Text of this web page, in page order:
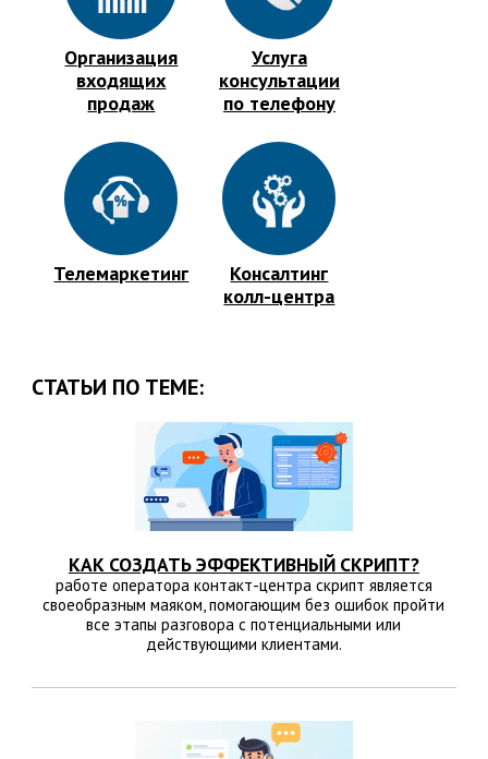
Организация
входящих
продаж
Услуга
консультации
по телефону
Телемаркетинг
Консалтинг
колл-центра
СТАТЬИ ПО ТЕМЕ:
КАК СОЗДАТЬ ЭФФЕКТИВНЫЙ СКРИПТ?
работе оператора контакт-центра скрипт является
своеобразным маяком, помогающим без ошибок пройти
все этапы разговора с потенциальными или
действующими клиентами.